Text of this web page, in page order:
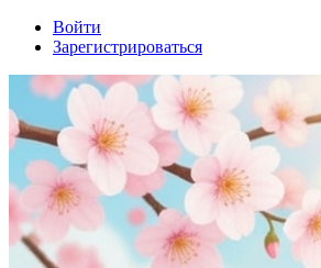
Войти
Зарегистрироваться